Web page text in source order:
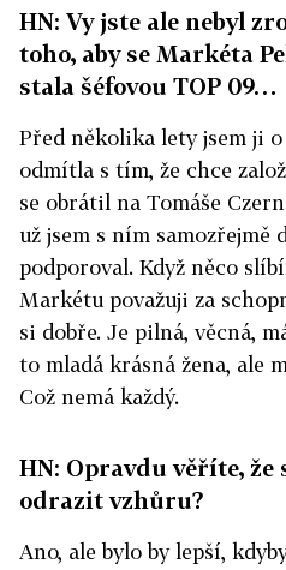
HN: Vy jste ale nebyl
toho, aby se Markéta
stala šéfovou TOP 09…
Před několika lety jsem ji
odmítla s tím, že chce
se obrátil na Tomáše
už jsem s ním samozřejmě
podporoval. Když něco
Markétu považuji za
si dobře. Je pilná, věcná,
to mladá krásná žena, ale
Což nemá každý.
HN: Opravdu věříte, že
odrazit vzhůru?
Ano, ale bylo by lepší,